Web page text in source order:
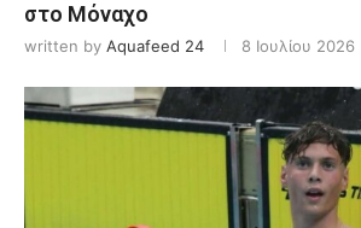
στο Μόναχο
written by Aquafeed 24 8 Ιουλίου 2026